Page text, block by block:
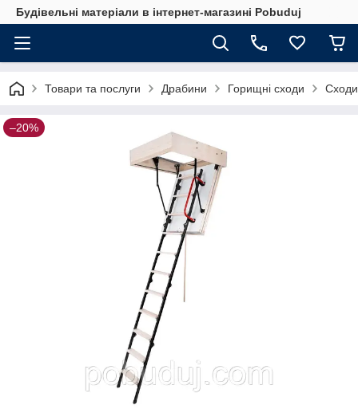
Будівельні матеріали в інтернет-магазині Pobuduj
Товари та послуги Драбини Горищні сходи
–20%